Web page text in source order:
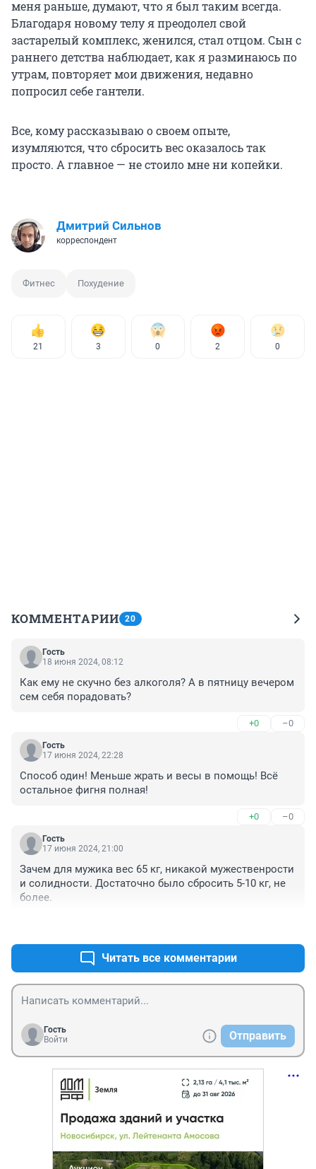
меня раньше, думают, что я был таким всегда.
Благодаря новому телу я преодолел свой
застарелый комплекс, женился, стал отцом. Сын с
раннего детства наблюдает, как я разминаюсь по
утрам, повторяет мои движения, недавно
попросил себе гантели.
Все, кому рассказываю о своем опыте,
изумляются, что сбросить вес оказалось так
просто. А главное — не стоило мне ни копейки.
Дмитрий Сильнов
корреспондент
Фитнес Похудение
21 3 0 2 0
КОММЕНТАРИИ 20
Гость
18 июня 2024, 08:12
Как ему не скучно без алкоголя? А в пятницу вечером
сем себя порадовать?
+0 –0
Гость
17 июня 2024, 22:28
Способ один! Меньше жрать и весы в помощь! Всё
остальное фигня полная!
+0 –0
Гость
17 июня 2024, 21:00
Зачем для мужика вес 65 кг, никакой мужественрости
и солидности. Достаточно было сбросить 5-10 кг, не
более.
Читать все комментарии
Гость
Войти
Отправить